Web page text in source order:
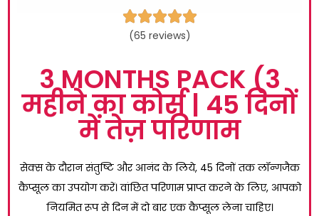

(65 reviews)
3 MONTHS PACK (3
महीने का कोर्स | 45 दिनों
में तेज़ परिणाम
सेक्स के दौरान संतुष्टि और आनंद के लिये, 45 दिनों तक लॉन्गजैक
कैप्सूल का उपयोग करें। वांछित परिणाम प्राप्त करने के लिए, आपको
नियमित रूप से दिन में दो बार एक कैप्सूल लेना चाहिए।